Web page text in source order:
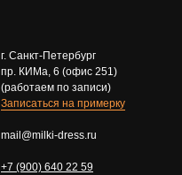
г. Санкт-Петербург
пр. КИМа, 6 (офис 251)
(работаем по записи)
Записаться на примерку
mail@milki-dress.ru
+7 (900) 640 22 59